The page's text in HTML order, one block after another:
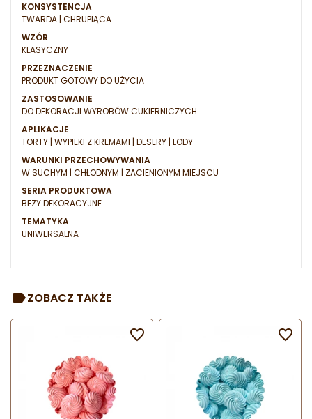
KONSYSTENCJA
TWARDA | CHRUPIĄCA
WZÓR
KLASYCZNY
PRZEZNACZENIE
PRODUKT GOTOWY DO UŻYCIA
ZASTOSOWANIE
DO DEKORACJI WYROBÓW CUKIERNICZYCH
APLIKACJE
TORTY | WYPIEKI Z KREMAMI | DESERY | LODY
WARUNKI PRZECHOWYWANIA
W SUCHYM | CHŁODNYM | ZACIENIONYM MIEJSCU
SERIA PRODUKTOWA
BEZY DEKORACYJNE
TEMATYKA
UNIWERSALNA
ZOBACZ TAKŻE
 